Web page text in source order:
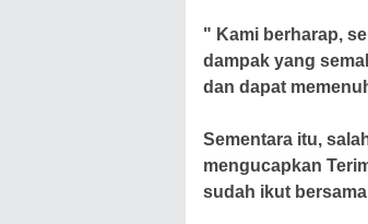
" Kami berharap,
dampak yang
dan dapat
Sementara itu,
mengucapkan
sudah ikut